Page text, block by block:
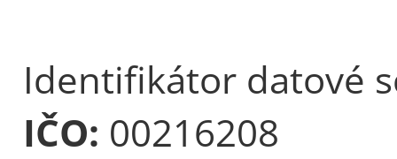
Identifikátor datové
IČO: 00216208